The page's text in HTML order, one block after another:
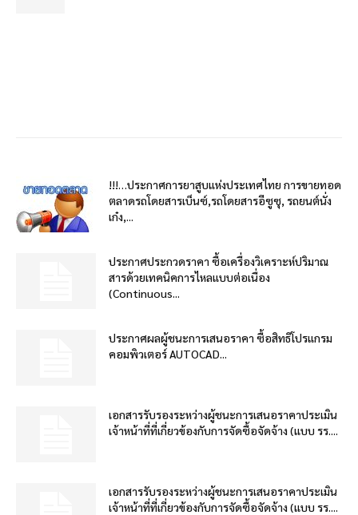
!!!…ประกาศการยาสูบแห่งประเทศไทย การขายทอด
ตลาดรถโดยสารเบ็นซ์,รถโดยสารอีซูซุ, รถยนต์นั่ง
เก๋ง,...
ประกาศประกวดราคา ซื้อเครื่องวิเคราะห์ปริมาณ
สารด้วยเทคนิคการไหลแบบต่อเนื่อง
(Continuous...
ประกาศผลผู้ชนะการเสนอราคา ซื้อสิทธิโปรแกรม
คอมพิวเตอร์ AUTOCAD...
เอกสารรับรองระหว่างผู้ชนะการเสนอราคาประเมิน
เจ้าหน้าที่ที่เกี่ยวข้องกับการจัดซื้อจัดจ้าง (แบบ รร....
เอกสารรับรองระหว่างผู้ชนะการเสนอราคาประเมิน
เจ้าหน้าที่ที่เกี่ยวข้องกับการจัดซื้อจัดจ้าง (แบบ รร....